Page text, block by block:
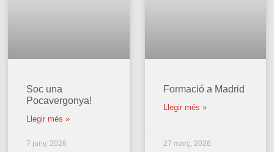
Soc una
Pocavergonya!
Llegir més »
7 juny, 2026
Formació a Madrid
Llegir més »
27 març, 2026